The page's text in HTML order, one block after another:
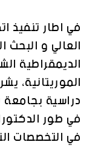
في اطار تنفيذ
العالي و البحث
الديمقراطية
الموريتانية،
دراسية
في التخصصات